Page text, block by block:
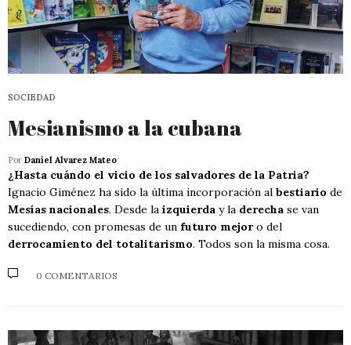
SOCIEDAD
Mesianismo a la cubana
Por Daniel Alvarez Mateo
¿Hasta cuándo el vicio de los salvadores de la Patria?
Ignacio Giménez ha sido la última incorporación al bestiario de
Mesías nacionales. Desde la izquierda y la derecha se van
sucediendo, con promesas de un futuro mejoro del
derrocamiento del totalitarismo. Todos son la misma cosa.
0 COMENTARIOS